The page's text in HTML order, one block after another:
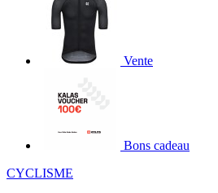
Vente
Bons cadeau
CYCLISME